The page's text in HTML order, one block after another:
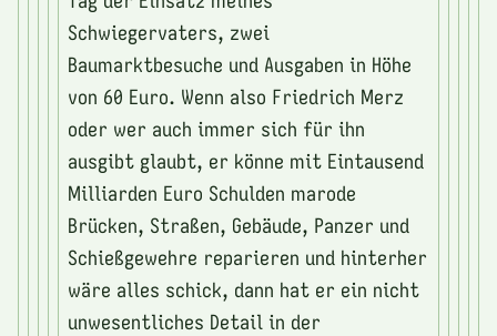
Schwiegervaters, zwei
Baumarktbesuche und Ausgaben in Höhe
von 60 Euro. Wenn also Friedrich Merz
oder wer auch immer sich für ihn
ausgibt glaubt, er könne mit Eintausend
Milliarden Euro Schulden marode
Brücken, Straßen, Gebäude, Panzer und
Schießgewehre reparieren und hinterher
wäre alles schick, dann hat er ein nicht
unwesentliches Detail in der